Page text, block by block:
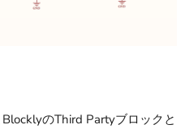
のThird Partyブロックと